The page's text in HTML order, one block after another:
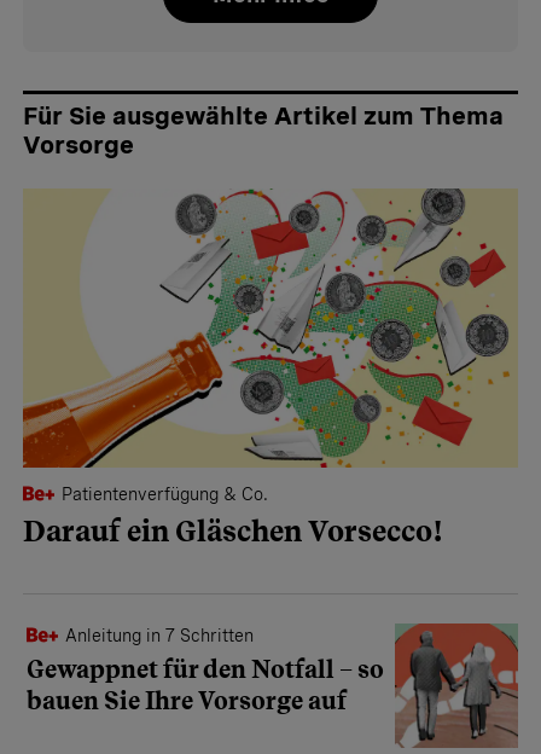
Für Sie ausgewählte Artikel zum Thema
Vorsorge
Patientenverfügung & Co.
Darauf ein Gläschen Vorsecco!
Anleitung in 7 Schritten
Gewappnet für den Notfall – so
bauen Sie Ihre Vorsorge auf